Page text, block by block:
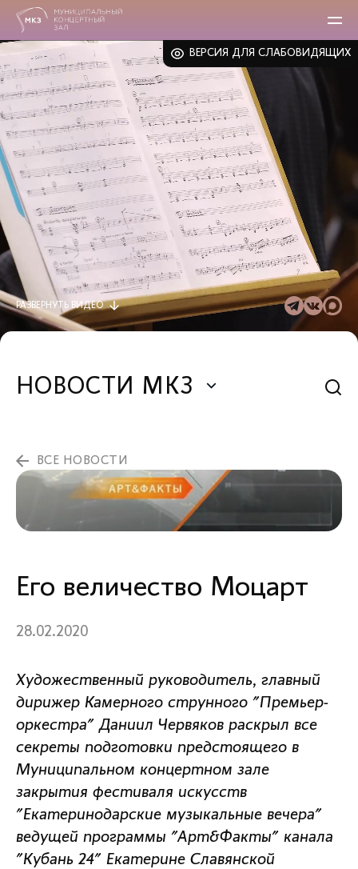
ВЕРСИЯ ДЛЯ СЛАБОВИДЯЩИХ
РАЗВЕРНУТЬ ВИДЕО
НОВОСТИ МКЗ
ВСЕ НОВОСТИ
Его величество Моцарт
28.02.2020
Художественный руководитель, главный
дирижер Камерного струнного "Премьер-
оркестра" Даниил Червяков раскрыл все
секреты подготовки предстоящего в
Муниципальном концертном зале
закрытия фестиваля искусств
"Екатеринодарские музыкальные вечера"
ведущей программы "Арт&Факты" канала
"Кубань 24" Екатерине Славянской